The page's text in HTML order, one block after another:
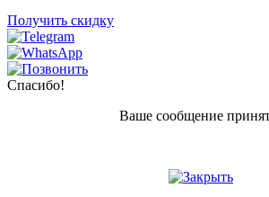
Получить скидку
Спасибо!
Ваше сообщение